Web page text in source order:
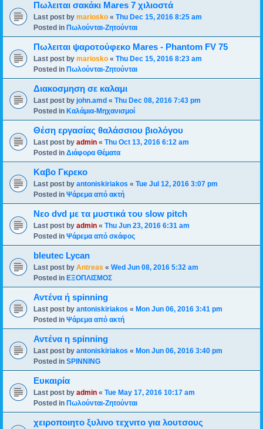
Πωλειται σακάκι Mares 7 χιλιοστά
Last post by mariosko « Thu Dec 15, 2016 8:25 am
Posted in Πωλούνται-Ζητούνται
Πωλειται ψαροτούφεκο Mares - Phantom FV 75
Last post by mariosko « Thu Dec 15, 2016 8:23 am
Posted in Πωλούνται-Ζητούνται
Διακοσμηση σε καλαμι
Last post by john.amd « Thu Dec 08, 2016 7:43 pm
Posted in Καλάμια-Mηχανισμoί
Θέση εργασίας θαλάσσιου βιολόγου
Last post by admin « Thu Oct 13, 2016 6:12 am
Posted in Διάφορα Θέματα
Καβο Γκρεκο
Last post by antoniskiriakos « Tue Jul 12, 2016 3:07 pm
Posted in Ψάρεμα από ακτή
Νεο dvd με τα μυστικά του slow pitch
Last post by admin « Thu Jun 23, 2016 6:31 am
Posted in Ψάρεμα από σκάφος
bleutec Lycan
Last post by Antreas « Wed Jun 08, 2016 5:32 am
Posted in ΕΞΟΠΛΙΣΜΟΣ
Αντένα ή spinning
Last post by antoniskiriakos « Mon Jun 06, 2016 3:41 pm
Posted in Ψάρεμα από ακτή
Αντένα η spinning
Last post by antoniskiriakos « Mon Jun 06, 2016 3:40 pm
Posted in SPINNING
Ευκαιρία
Last post by admin « Tue May 17, 2016 10:17 am
Posted in Πωλούνται-Ζητούνται
χειροποιητο ξυλινο τεχνιτο για λουτσους